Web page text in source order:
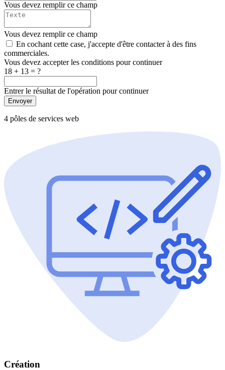
Vous devez remplir ce champ
Vous devez remplir ce champ
En cochant cette case, j'accepte d'être contacter à des fins
commerciales.
Vous devez accepter les conditions pour continuer
18 + 13 = ?
Entrer le résultat de l'opération pour continuer
Envoyer
4 pôles de services web
Création